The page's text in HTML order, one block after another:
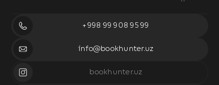
+998 99 908 95 99
info@bookhunter.uz
bookhunter.uz